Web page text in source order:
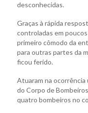
desconhecidas.
Graças à rápida
controladas em
primeiro cômodo da
para outras partes da
ficou ferido.
Atuaram na ocorrência
do Corpo de
quatro bombeiros no